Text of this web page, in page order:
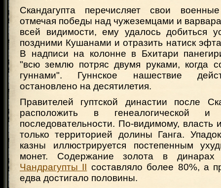
Скандагупта перечисляет свои
отмечая победы над чужеземцами и
всей видимости, ему удалось добиться
поздними Кушанами и отразить натиск
В надписи на колонне в Бхитари
"всю землю потряс двумя руками, когда
гуннами". Гуннское нашествие
остановлено на десятилетия.
Правителей гуптской династии после
расположить в генеалогической и
последовательности. По-видимому, власть
только территорией долины Ганга.
казны иллюстрируется постепенным
монет. Содержание золота в
Чандрагупты II составляло более 80%, а
едва достигало половины.